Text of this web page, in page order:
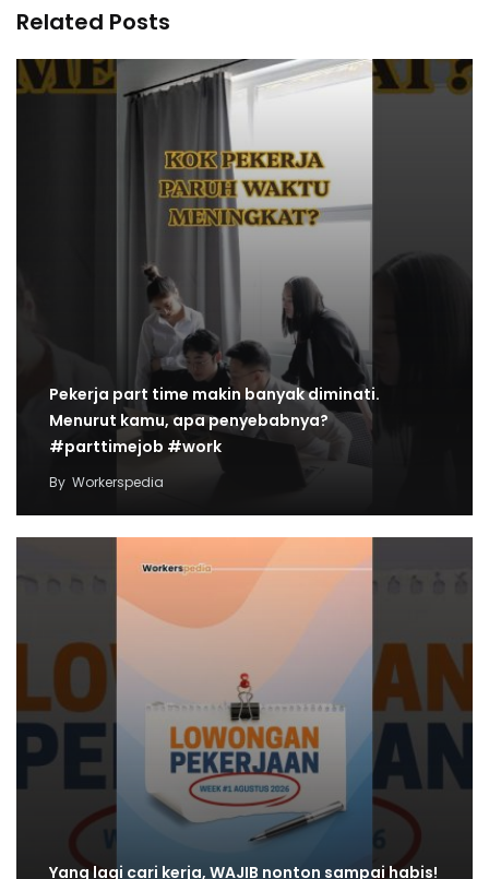
Related Posts
Pekerja part time makin banyak diminati.
Menurut kamu, apa penyebabnya?
#parttimejob #work
By Workerspedia
Yang lagi cari kerja, WAJIB nonton sampai habis!